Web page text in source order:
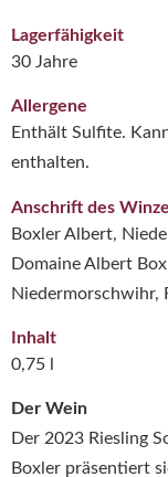
Der Wein
Der 2023 Riesling
Boxler präsentiert
Lagerfähigkeit
30 Jahre
Allergene
Enthält Sulfite.
enthalten.
Anschrift des
Boxler Albert,
Domaine Albert
Niedermorschwihr,
Inhalt
0,75 l